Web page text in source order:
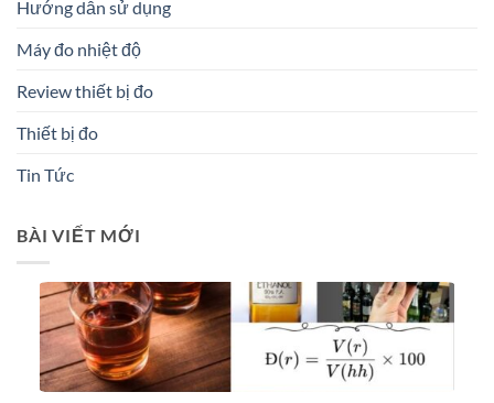
Hướng dẫn sử dụng
Máy đo nhiệt độ
Review thiết bị đo
Thiết bị đo
Tin Tức
BÀI VIẾT MỚI